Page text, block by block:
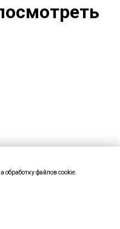
(VR)
обработку файлов cookie.